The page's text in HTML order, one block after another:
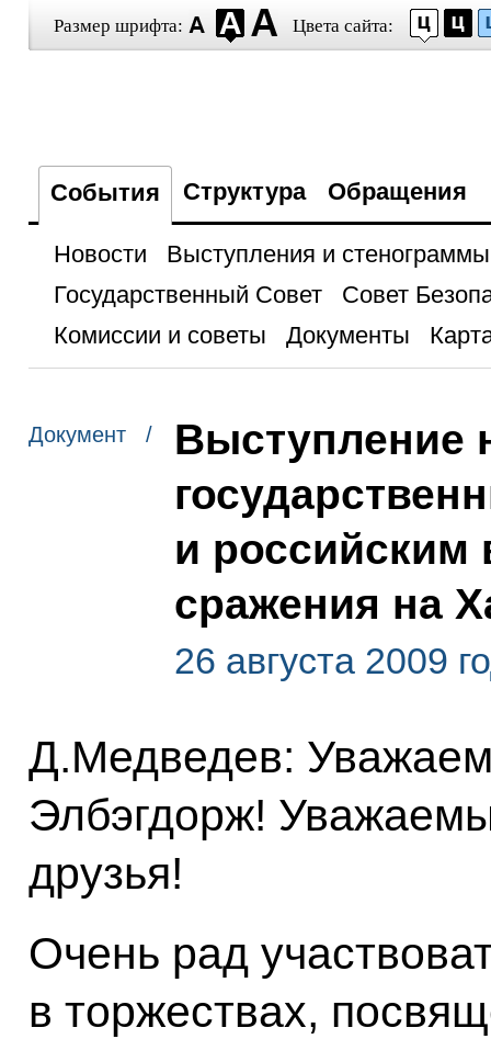
Размер шрифта: Цвета сайта:
События Структура Обращения
Новости
Выступления и стенограммы
Государственный Совет
Совет
Комиссии и советы
Документы
Документ /
Выступление
и российским
сражения на
26 августа 2009
Д.Медведев:
Элбэгдорж!
друзья!
Очень рад
в торжествах,